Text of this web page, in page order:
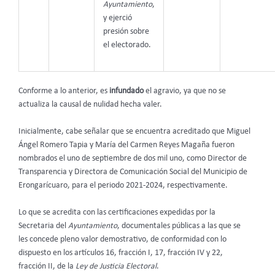
Ayuntamiento,
y ejerció
presión sobre
el electorado.
Conforme a lo anterior, es infundadoel agravio, ya que no se
actualiza la causal de nulidad hecha valer.
Inicialmente, cabe señalar que se encuentra acreditado que Miguel
Ángel Romero Tapia y María del Carmen Reyes Magaña fueron
nombrados el uno de septiembre de dos mil uno, como Director de
Transparencia y Directora de Comunicación Social del Municipio de
Erongarícuaro, para el periodo 2021-2024, respectivamente.
Lo que se acredita con las certificaciones expedidas por la
Secretaria del Ayuntamiento, documentales públicas a las que se
les concede pleno valor demostrativo, de conformidad con lo
dispuesto en los artículos 16, fracción I, 17, fracción IV y 22,
fracción II, de la Ley de Justicia Electoral.